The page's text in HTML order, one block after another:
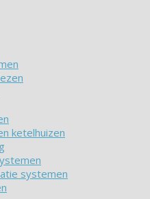
ketelhuizen
systemen